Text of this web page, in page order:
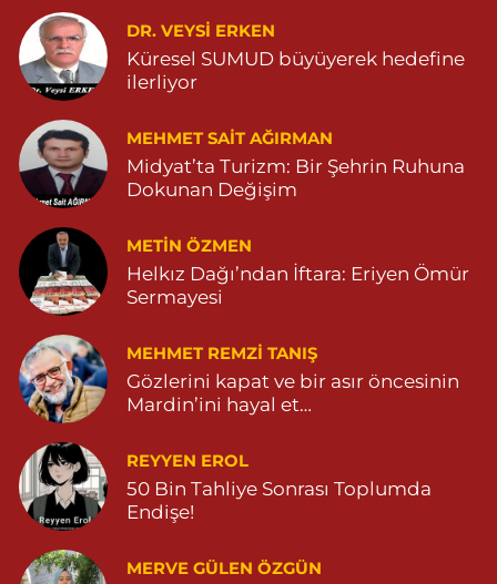
Turan Eczanesi
TEPEBAŞI MAHALLE KISMETLİ CADDE NO:59D SAĞLIK OCAĞI
YANI 04823813670
0 (482) 381 36 70 Yol Tarifi Al
DR. VEYSI ERKEN
Küresel SUMUD büyüyerek hedefine
ilerliyor
MEHMET SAIT AĞIRMAN
Midyat’ta Turizm: Bir Şehrin Ruhuna
Dokunan Değişim
METIN ÖZMEN
Helkız Dağı’ndan İftara: Eriyen Ömür
Sermayesi
MEHMET REMZI TANIŞ
Gözlerini kapat ve bir asır öncesinin
Mardin’ini hayal et…
REYYEN EROL
50 Bin Tahliye Sonrası Toplumda
Endişe!
MERVE GÜLEN ÖZGÜN